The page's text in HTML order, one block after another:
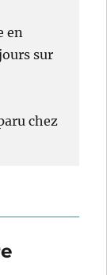
en
sur
chez